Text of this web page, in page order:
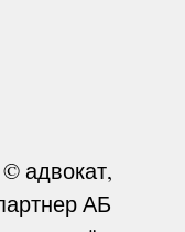
© адвокат,
АБ